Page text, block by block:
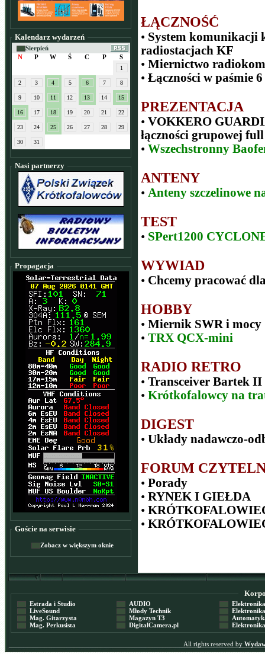
Kalendarz wydarzeń
Sierpień
N
P W Ś C P S
1
2 3 4 5 6 7 8
9 10 11 12 13 14 15
16 17 18 19 20 21 22
23 24 25 26 27 28 29
30 31
Nasi partnerzy
Propagacja
Goście na serwisie
Zobacz w większym oknie
ŁĄCZNOŚĆ
• System komunikacji
radiostacjach KF
• Miernictwo
• Łączności w paśmie
PREZENTACJA
• VOKKERO
łączności grupowej
• Wszechstronny
ANTENY
• Anteny szczelinowe
TEST
• SPert1200
WYWIAD
• Chcemy pracować
HOBBY
• Miernik SWR i mocy
• TRX QCX-mini
RADIO RETRO
• Transceiver Bartek II
• Krótkofalowcy na
DIGEST
• Układy nadawczo-
FORUM
• Porady
• RYNEK I GIEŁDA
•
•
Estrada i Studio
LiveSound
Mag. Gitarzysta
Mag. Perkusista
AUDIO
Młody Technik
Magazyn T3
DigitalCamera.pl
Elektronika
Elektronika
Automatyka
Elektronika
All rights reserved by